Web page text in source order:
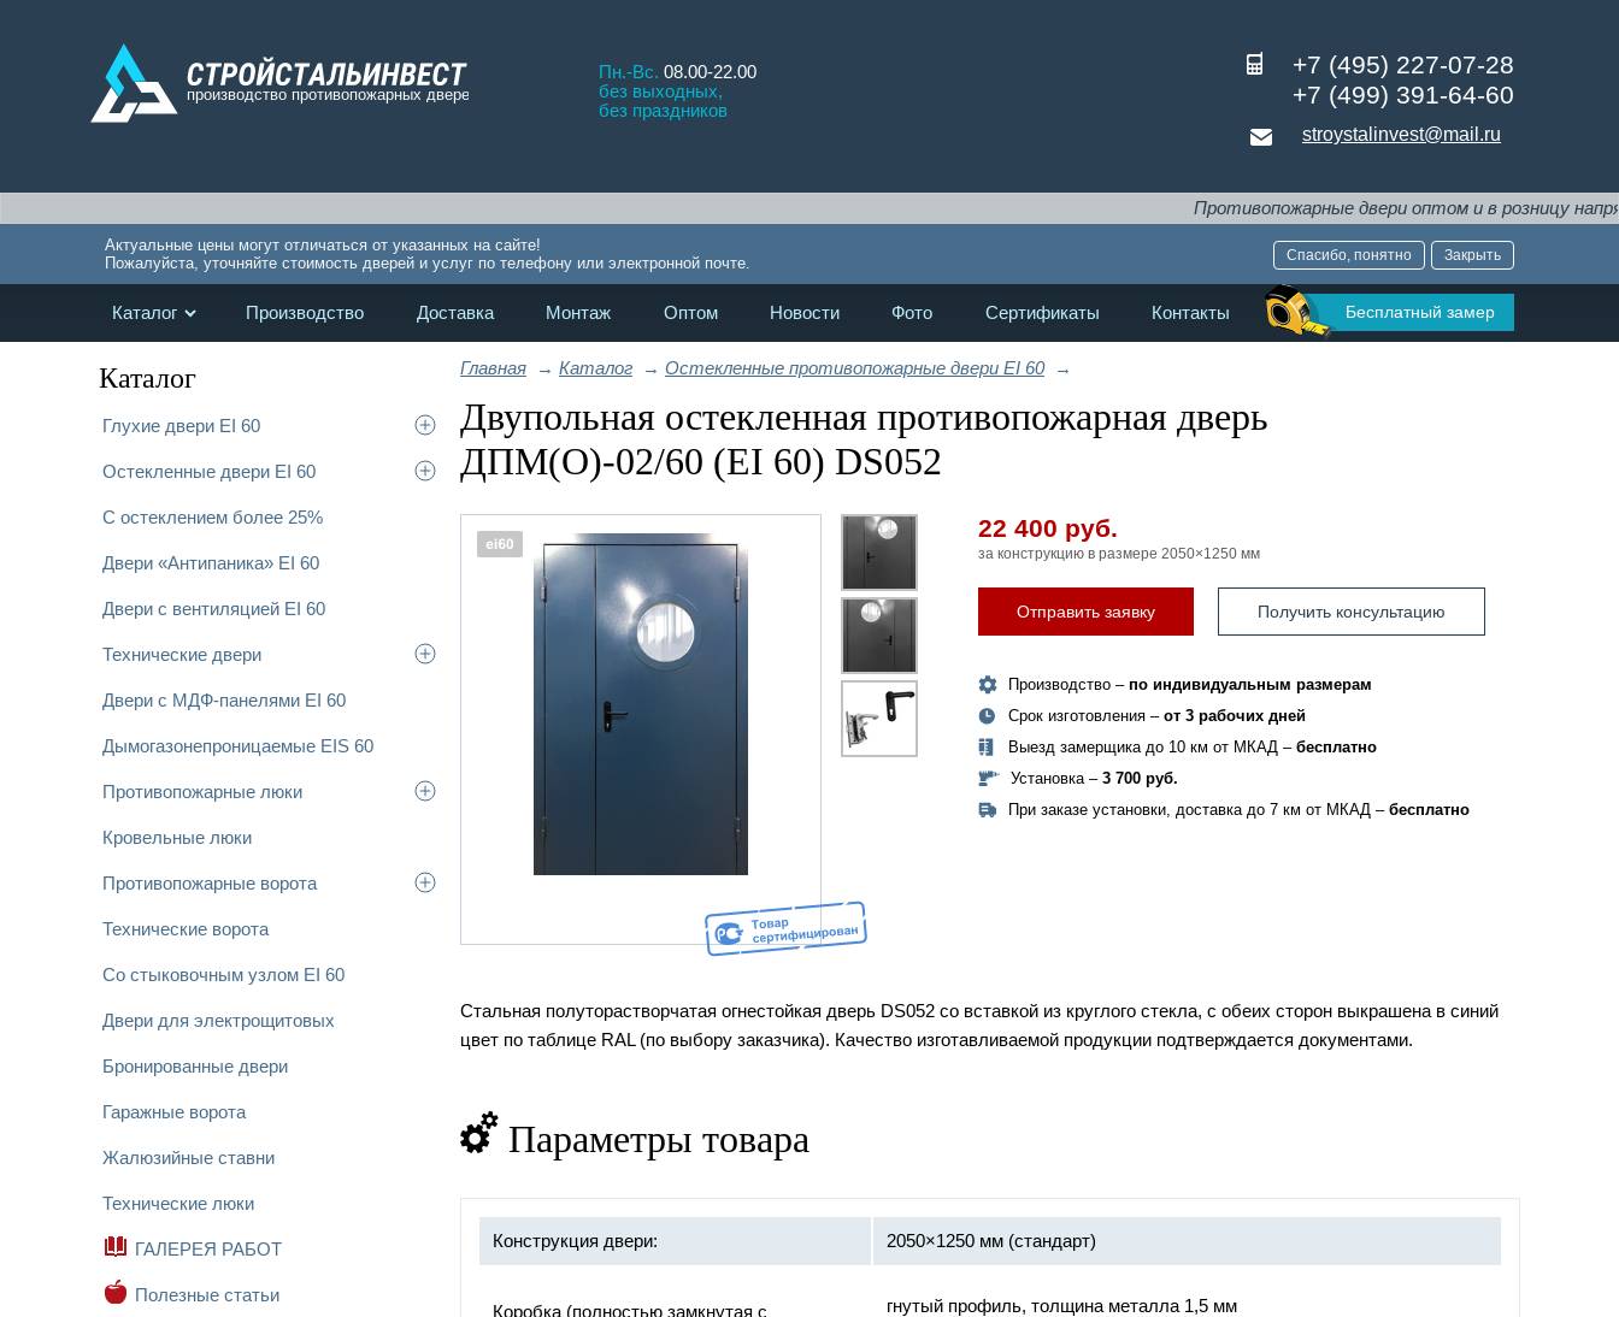
Пн.-Вс. 08.00-22.00
без выходных,
без праздников
+7 (495) 227-07-28
+7 (499) 391-64-60
stroystalinvest@mail.ru
Противопожарные двери оптом и в розницу напрямую
Актуальные цены могут отличаться от указанных на сайте!
Пожалуйста, уточняйте стоимость дверей и услуг по телефону или электронной почте.
Спасибо, понятно Закрыть
Каталог Производство Доставка Монтаж Оптом Новости Фото Сертификаты Контакты Бесплатный замер
Каталог
Глухие двери EI 60
Остекленные двери EI 60
С остеклением более 25%
Двери «Антипаника» EI 60
Двери с вентиляцией EI 60
Технические двери
Двери с МДФ-панелями EI 60
Дымогазонепроницаемые EIS 60
Противопожарные люки
Кровельные люки
Противопожарные ворота
Технические ворота
Со стыковочным узлом EI 60
Двери для электрощитовых
Бронированные двери
Гаражные ворота
Жалюзийные ставни
Технические люки
ГАЛЕРЕЯ РАБОТ
Полезные статьи
Главная → Каталог → Остекленные противопожарные двери EI 60→
Двупольная остекленная противопожарная дверь
ДПМ(О)-02/60 (EI 60) DS052
22 400 руб.
за конструкцию в размере 2050×1250 мм
Отправить заявку Получить консультацию
Производство – по индивидуальным размерам
Срок изготовления – от 3 рабочих дней
Выезд замерщика до 10 км от МКАД – бесплатно
Установка – 3 700 руб.
При заказе установки, доставка до 7 км от МКАД – бесплатно
Стальная полуторастворчатая огнестойкая дверь DS052 со вставкой из круглого стекла, с обеих сторон выкрашена в синий
цвет по таблице RAL (по выбору заказчика). Качество изготавливаемой продукции подтверждается документами.
Параметры товара
Конструкция двери: 2050×1250 мм (стандарт)
Коробка (полностью замкнутая с
гнутый профиль, толщина металла 1,5 мм